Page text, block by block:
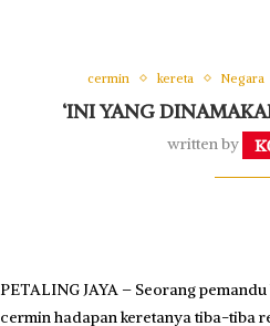
cermin kereta Negara
‘INI YANG
written by
PETALING JAYA – Seorang
cermin hadapan keretanya tiba-tiba